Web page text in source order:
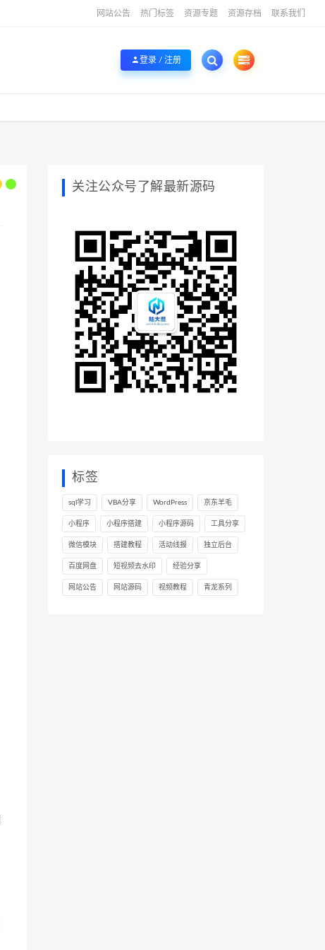
网站公告 热门标签 资源专题 资源存档 联系我们
登录 / 注册
关注公众号了解最新源码
标签
sql学习 VBA分享 WordPress 京东羊毛
小程序 小程序搭建 小程序源码 工具分享
微信模块 搭建教程 活动线报 独立后台
百度网盘 短视频去水印 经验分享
网站公告 网站源码 视频教程 青龙系列